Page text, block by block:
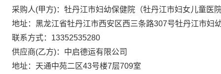
采购人(甲方)：牡丹江市妇幼保健院（牡丹江市妇女儿童医
地址：黑龙江省牡丹江市西安区西三条路307号牡丹江市妇
联系方式：13352535280
供应商(乙方)：中启德运有限公司
地址：天通中苑二区43号楼7层709室